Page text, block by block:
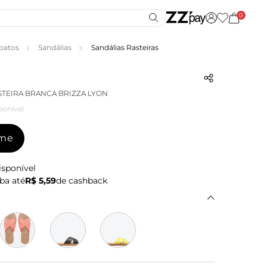
0
Sandálias Sandálias Rasteiras
BRANCA BRIZZA LYON
atéR$ 5,59de cashback